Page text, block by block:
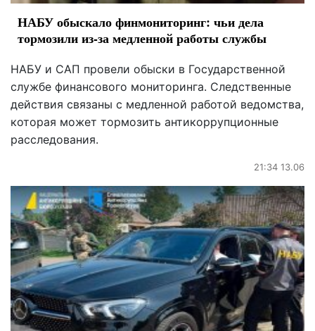
НАБУ обыскало финмониторинг: чьи дела
тормозили из-за медленной работы службы
НАБУ и САП провели обыски в Государственной
службе финансового мониторинга. Следственные
действия связаны с медленной работой ведомства,
которая может тормозить антикоррупционные
расследования.
21:34 13.06